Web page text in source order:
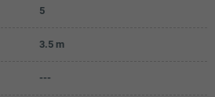
6.98 tỷ
5
3.5 m
---